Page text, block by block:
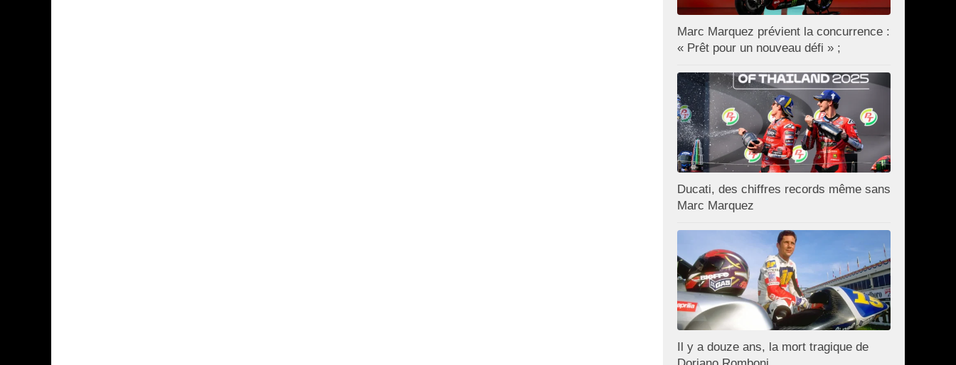
Marc Marquez prévient la concurrence :
« Prêt pour un nouveau défi » ;
Ducati, des chiffres records même sans
Marc Marquez
Il y a douze ans, la mort tragique de